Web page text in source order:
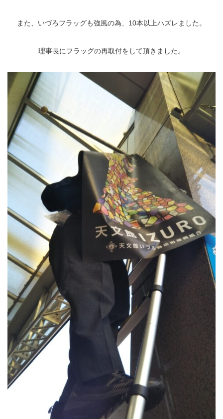
また、いづろフラッグも強風の為、10本以上ハズレました。
理事長にフラッグの再取付をして頂きました。